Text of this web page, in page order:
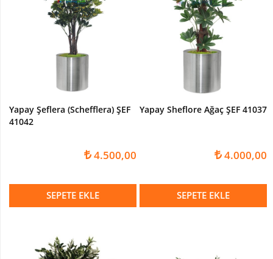
Yapay Şeflera (Schefflera) ŞEF
41042
4.500,00
SEPETE EKLE
Yapay Sheflore Ağaç ŞEF 41037
4.000,00
SEPETE EKLE